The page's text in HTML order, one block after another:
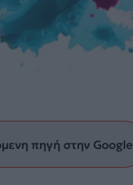
πηγή στην Google